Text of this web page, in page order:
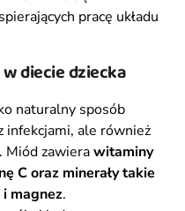
pracę układu
diecie dziecka
naturalny sposób
infekcjami, ale również
Miód zawierawitaminy
C oraz minerały takie
magnez.